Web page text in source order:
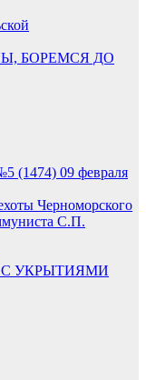
БОРЕМСЯ ДО
(1474) 09 февраля
Черноморского
С.П.
УКРЫТИЯМИ